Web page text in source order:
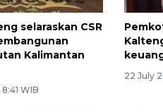
selaraskan CSR
Kalimantan
WIB
22 July